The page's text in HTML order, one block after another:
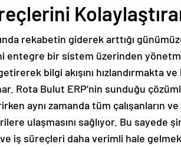
rekabetin giderek arttığı
entegre bir sistem üzerinden
bilgi akışını hızlandırmakta
Rota Bulut ERP’nin sunduğu
aynı zamanda tüm çalışanların
ulaşmasını sağlıyor. Bu sayede
iş süreçleri daha verimli hale